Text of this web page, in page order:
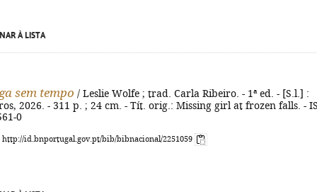
À LISTA
sem tempo / Leslie Wolfe ; trad. Carla Ribeiro. - 1ª ed. - [S.l.] :
2026. - 311 p. ; 24 cm. - Tít. orig.: Missing girl at frozen falls. -
0
id.bnportugal.gov.pt/bib/bibnacional/2251059